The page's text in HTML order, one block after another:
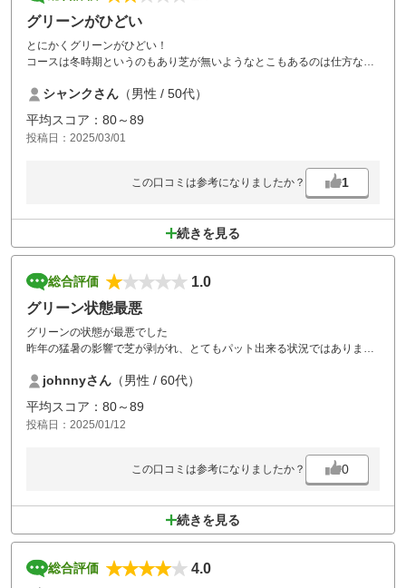
グリーンがひどい
とにかくグリーンがひどい！
コースは冬時期というのもあり芝が無いようなとこもあるのは仕方ない
なんせグリーンが土に緑色のスプレー拭いてます？みたいな感じで、遠
目からは良いグリーンに見えて、いざ行ってみれば芝もなく土。
打てばラインもクソもなく運任せ。
もう少し手入れして下さい。
シャンクさん （男性 / 50代）
平均スコア：80～89
投稿日：2025/03/01
この口コミは参考になりましたか？ 1
続きを見る
総合評価
1.0
グリーン状態最悪
グリーンの状態が最悪でした
昨年の猛暑の影響で芝が剥がれ、とてもパット出来る状況ではありませ
同伴の方々からも苦情が発せられ、一日中憂鬱な気持ちでプレイするこ
とになり、最悪のゴルフ日となりました。
これで通常料金は酷すぎると思います。
プレイヤーファーストを掲げるゴルフ場なら、プレイ費の割引やドリン
johnnyさん （男性 / 60代）
平均スコア：80～89
投稿日：2025/01/12
この口コミは参考になりましたか？ 0
続きを見る
総合評価
4.0